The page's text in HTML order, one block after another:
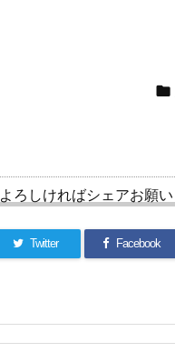

よろしければシェアお願
Twitter Facebook